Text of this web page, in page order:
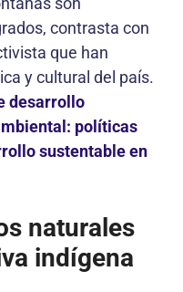
contrasta con
que han
y cultural del país.
desarrollo
políticas
sustentable en
naturales
indígena